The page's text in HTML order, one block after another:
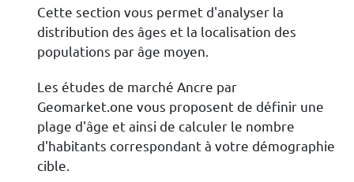
Cette section vous permet d'analyser la
distribution des âges et la localisation des
populations par âge moyen.
Les études de marché Ancre par
Geomarket.one vous proposent de définir une
plage d'âge et ainsi de calculer le nombre
d'habitants correspondant à votre démographie
cible.